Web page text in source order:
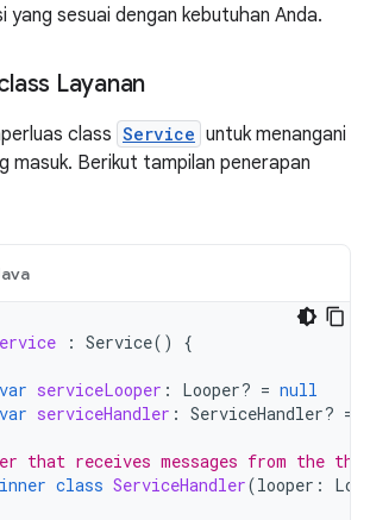
yang sesuai dengan kebutuhan Anda.
Layanan
class Service untuk menangani
masuk. Berikut tampilan penerapan
: Service() {
var serviceLooper : Looper? = null
var serviceHandler : ServiceHandler? =
that receives messages from the
inner class ServiceHandler(looper :